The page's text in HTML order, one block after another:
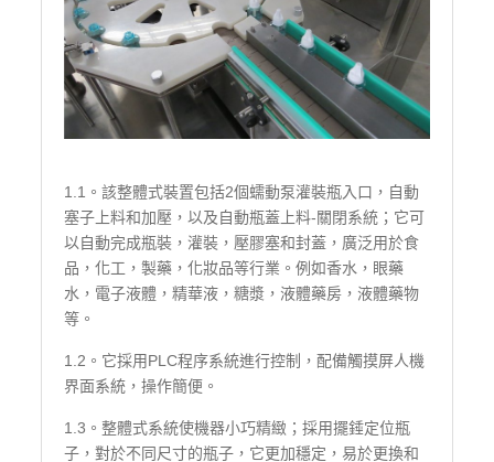
1.1。該整體式裝置包括2個蠕動泵灌裝瓶入口，自動
塞子上料和加壓，以及自動瓶蓋上料-關閉系統；它可
以自動完成瓶裝，灌裝，壓膠塞和封蓋，廣泛用於食
品，化工，製藥，化妝品等行業。例如香水，眼藥
水，電子液體，精華液，糖漿，液體藥房，液體藥物
等。
1.2。它採用PLC程序系統進行控制，配備觸摸屏人機
界面系統，操作簡便。
1.3。整體式系統使機器小巧精緻；採用擺錘定位瓶
子，對於不同尺寸的瓶子，它更加穩定，易於更換和